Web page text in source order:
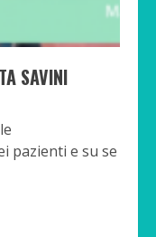
SAVINI
pazienti e su se